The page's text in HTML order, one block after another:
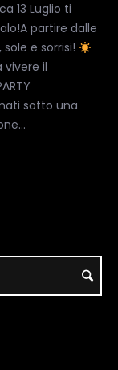
13 Luglio ti
partire dalle
e sorrisi!
il
sotto una